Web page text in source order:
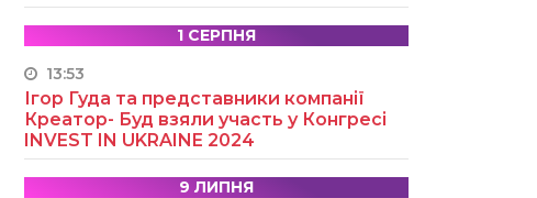
1 СЕРПНЯ
13:53
Ігор Гуда та представники компанії
Креатор- Буд взяли участь у Конгресі
INVEST IN UKRAINE 2024
9 ЛИПНЯ